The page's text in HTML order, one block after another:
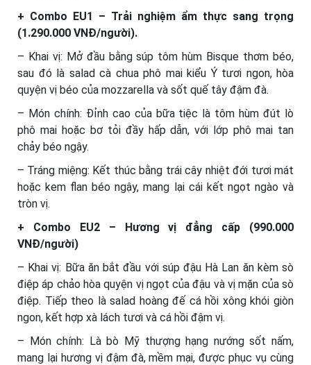
+ Combo EU1 – Trải nghiệm ẩm thực sang trọng
(1.290.000 VNĐ/người).
– Khai vị: Mở đầu bằng súp tôm hùm Bisque thơm béo,
sau đó là salad cà chua phô mai kiểu Ý tươi ngon, hòa
quyện vị béo của mozzarella và sốt quế tây đậm đà.
– Món chính: Đỉnh cao của bữa tiệc là tôm hùm đút lò
phô mai hoặc bơ tỏi đầy hấp dẫn, với lớp phô mai tan
chảy béo ngậy.
– Tráng miệng: Kết thúc bằng trái cây nhiệt đới tươi mát
hoặc kem flan béo ngậy, mang lại cái kết ngọt ngào và
tròn vị.
+ Combo EU2 – Hương vị đẳng cấp (990.000
VNĐ/người)
– Khai vị: Bữa ăn bắt đầu với súp đậu Hà Lan ăn kèm sò
điệp áp chảo hòa quyện vị ngọt của đậu và vị mặn của sò
điệp. Tiếp theo là salad hoàng đế cá hồi xông khói giòn
ngon, kết hợp xà lách tươi và cá hồi đậm vị.
– Món chính: Là bò Mỹ thượng hạng nướng sốt nấm,
mang lại hương vị đậm đà, mềm mại, được phục vụ cùng